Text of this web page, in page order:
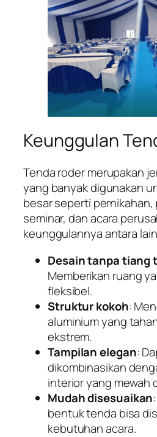
Keunggulan
Tenda roder merupakan
yang banyak digunakan
besar seperti pernikahan,
seminar, dan acara
keunggulannya antara
Desain tanpa tiang
Memberikan ruang
fleksibel.
Struktur kokoh:
aluminium yang
ekstrem.
Tampilan elegan:
dikombinasikan
interior yang mewah
Mudah disesuaikan
bentuk tenda bisa
kebutuhan acara.